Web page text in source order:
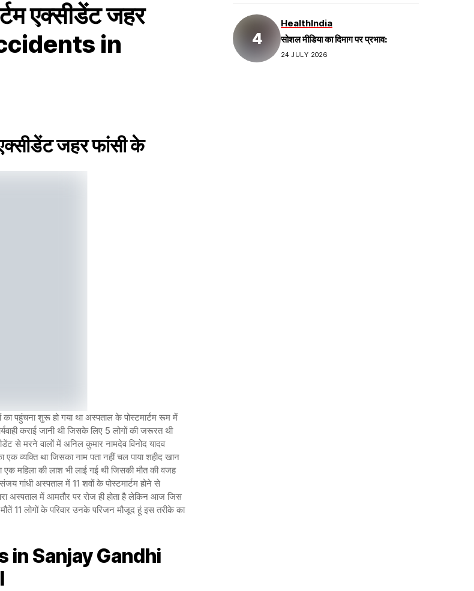
एक्सीडेंट जहर
in
जहर फांसी के
पहुंचना शुरू हो गया था अस्पताल के पोस्टमार्टम रूम में
कराई जानी थी जिसके लिए 5 लोगों की जरूरत थी
से मरने वालों में अनिल कुमार नामदेव विनोद यादव
एक व्यक्ति था जिसका नाम पता नहीं चल पाया शहीद खान
महिला की लाश भी लाई गई थी जिसकी मौत की वजह
गांधी अस्पताल में 11 शवों के पोस्टमार्टम होने से
अस्पताल में आमतौर पर रोज ही होता है लेकिन आज जिस
11 लोगों के परिवार उनके परिजन मौजूद हूं इस तरीके का
in Sanjay Gandhi
HealthIndia
सोशल मीडिया का दिमाग पर प्रभाव:
24 JULY 2026